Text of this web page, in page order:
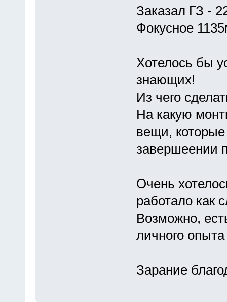
Заказал ГЗ -
Фокусное
Хотелось бы
знающих!
Из чего
На какую
вещи,
завершеении
Очень
работало как
Возможно,
личного
Зарание